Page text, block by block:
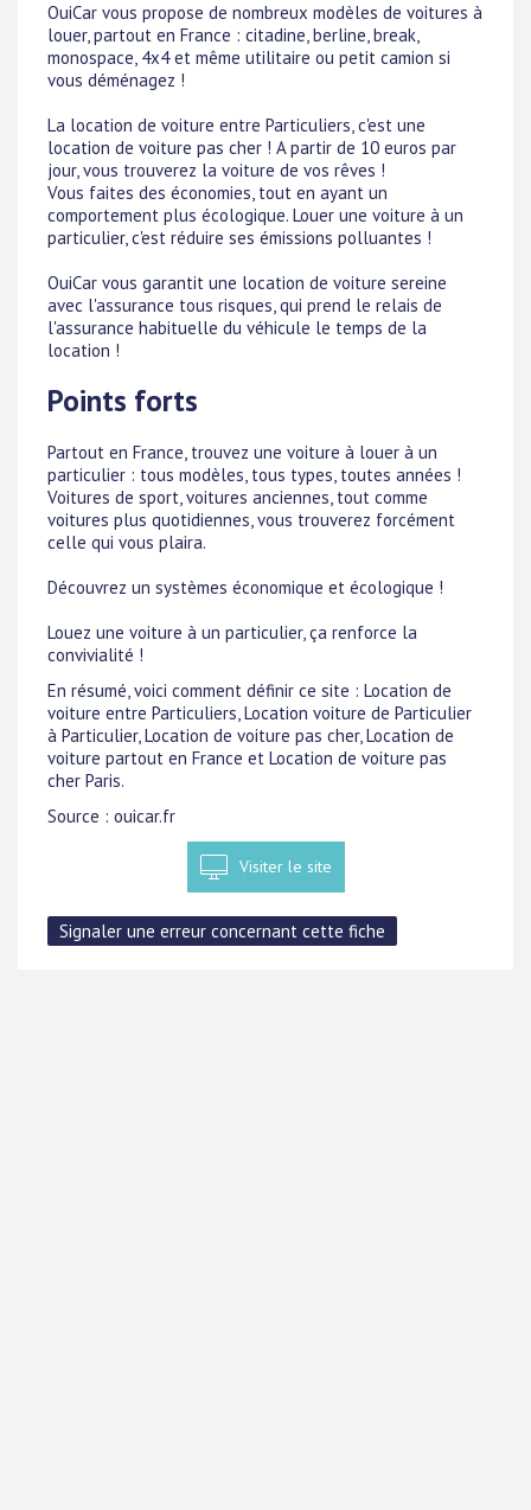
OuiCar vous propose de nombreux modèles de voitures à
louer, partout en France : citadine, berline, break,
monospace, 4x4 et même utilitaire ou petit camion si
vous déménagez !
La location de voiture entre Particuliers, c'est une
location de voiture pas cher ! A partir de 10 euros par
jour, vous trouverez la voiture de vos rêves !
Vous faites des économies, tout en ayant un
comportement plus écologique. Louer une voiture à un
particulier, c'est réduire ses émissions polluantes !
OuiCar vous garantit une location de voiture sereine
avec l'assurance tous risques, qui prend le relais de
l'assurance habituelle du véhicule le temps de la
location !
Points forts
Partout en France, trouvez une voiture à louer à un
particulier : tous modèles, tous types, toutes années !
Voitures de sport, voitures anciennes, tout comme
voitures plus quotidiennes, vous trouverez forcément
celle qui vous plaira.
Découvrez un systèmes économique et écologique !
Louez une voiture à un particulier, ça renforce la
convivialité !
En résumé, voici comment définir ce site : Location de
voiture entre Particuliers, Location voiture de Particulier
à Particulier, Location de voiture pas cher, Location de
voiture partout en France et Location de voiture pas
cher Paris.
Source : ouicar.fr
Visiter le site